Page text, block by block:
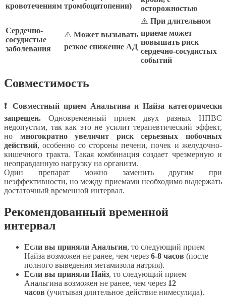
кровотечениям тромбоцитопении)
осторожностью
Сердечно-
сосудистые
заболевания
⚠️ Может вызывать
резкое снижение АД
⚠️ При длительном
приеме может
повышать риск
сердечно-сосудистых
событий
Совместимость
❗ Совместный прием Анальгина и Найза категорически
запрещен. Одновременный прием двух разных НПВС
недопустим, так как это не усилит терапевтический эффект,
но многократно увеличит риск серьезных побочных
действий, особенно со стороны печени, почек и желудочно-
кишечного тракта. Такая комбинация создает чрезмерную и
неоправданную нагрузку на организм.
Один препарат можно заменить другим при
неэффективности, но между приемами необходимо выдержать
достаточный временной интервал.
Рекомендованный временной
интервал
Если вы приняли Анальгин, то следующий прием
Найза возможен не ранее, чем через 6-8 часов (после
полного выведения метамизола натрия).
Если вы приняли Найз, то следующий прием
Анальгина возможен не ранее, чем через 12
часов (учитывая длительное действие нимесулида).